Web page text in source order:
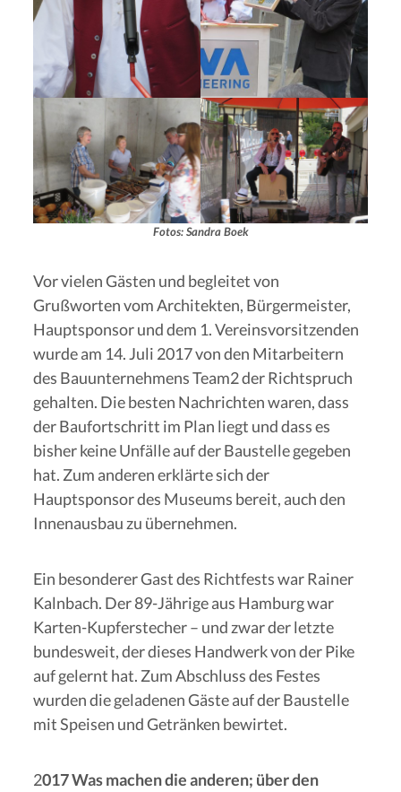
Fotos: Sandra Boek
Vor vielen Gästen und begleitet von
Grußworten vom Architekten, Bürgermeister,
Hauptsponsor und dem 1. Vereinsvorsitzenden
wurde am 14. Juli 2017 von den Mitarbeitern
des Bauunternehmens Team2 der Richtspruch
gehalten. Die besten Nachrichten waren, dass
der Baufortschritt im Plan liegt und dass es
bisher keine Unfälle auf der Baustelle gegeben
hat. Zum anderen erklärte sich der
Hauptsponsor des Museums bereit, auch den
Innenausbau zu übernehmen.
Ein besonderer Gast des Richtfests war Rainer
Kalnbach. Der 89-Jährige aus Hamburg war
Karten-Kupferstecher – und zwar der letzte
bundesweit, der dieses Handwerk von der Pike
auf gelernt hat. Zum Abschluss des Festes
wurden die geladenen Gäste auf der Baustelle
mit Speisen und Getränken bewirtet.
2017 Was machen die anderen; über den